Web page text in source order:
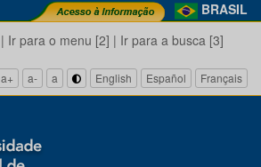
BRASIL
| Ir para o menu [2] | Ir para a busca [3]
a+ a- a English Español Français